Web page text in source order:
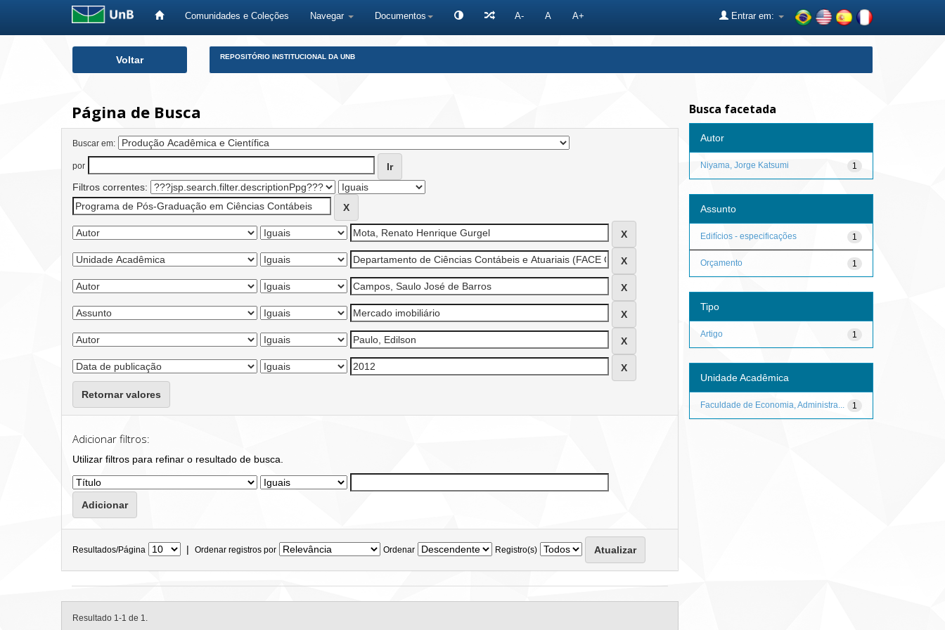
Comunidades e Coleções Navegar Documentos A- A A+ Entrar em:
Voltar REPOSITÓRIO INSTITUCIONAL DA UNB
Página de Busca
Buscar em:
por
Filtros correntes:
Retornar valores
Adicionar filtros:
Utilizar filtros para refinar o resultado de busca.
Resultados/Página | Ordenar registros por Ordenar Registro(s)
Resultado 1-1 de 1.
Busca facetada
Autor
1
Niyama, Jorge Katsumi
Assunto
1
Edifícios - especificações
1
Orçamento
Tipo
1
Artigo
Unidade Acadêmica
1
Faculdade de Economia, Administra...